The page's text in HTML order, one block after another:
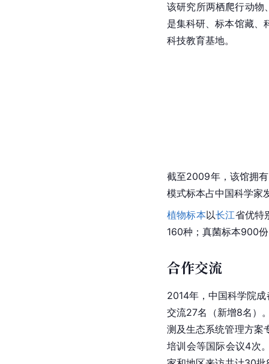
该研究所两栖爬行动物
是集科研、标本馆藏、
科技教育基地。
截至2009年，该馆拥
模式标本占中国科学家
植物标本以长江省优特
160种；真菌标本900
合作交流
2014年，中国科学院
交流27名（新增8名）
测及生态系统管理方
培训会等国际会议4次